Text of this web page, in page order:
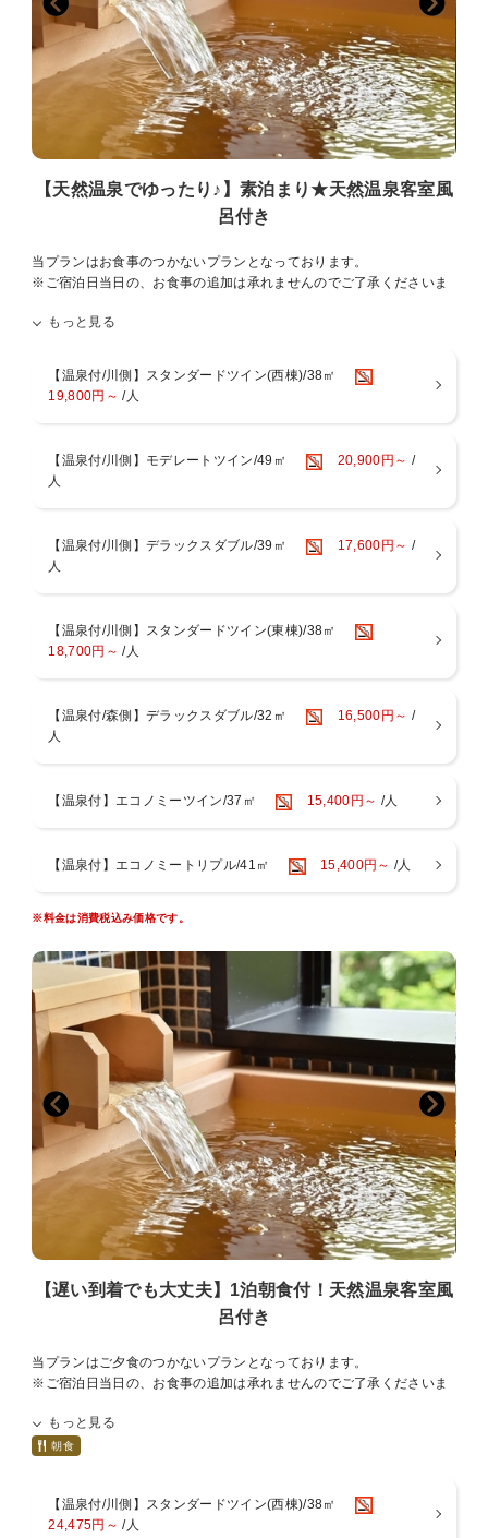
【ご案内】
★当館では地上デジタル放送を受信しておりません。BS放送のみとな
りますが、これも「手つかずの自然」の中ゆえとご了承下さい。
★お祝いのケーキをご希望の方はご宿泊日の4日前までにホテルへご
連絡ください。
★。o○o。細やかなおもてなし。o○o。★
◎チェックイン手続きしながらウェルカムコーヒーでほっと一息♪
(セルフサービスですのでご自由にご利用できます)
◎3種類の無料貸切風呂で至福のひとときを…♪
◎お風呂上りに冷たいアイスキャンディー♪
(朝は乳酸菌飲料をご用意しております)
◎小腹が空いたらお夜食に夜鳴きそば♪
【天然温泉でゆったり♪】素泊まり★天然温泉客室風
呂付き
当プランはお食事のつかないプランとなっております。
※ご宿泊日当日の、お食事の追加は承れませんのでご了承くださいま
※また、周辺にお店等はございませんので、
チェックアウトは１０:００までとなります。館内ではお夜食といたし
まして、「夜鳴きそば」をお召し上がりいただけます。
川と森に抱かれた露天風呂を備え、自噴する豊かな天然温泉をお楽し
み頂けます
も無料でご利用頂けます
りますが、これも「手つかずの自然」の中ゆえとご了承ください。
もっと見る
【温泉付/川側】スタンダードツイン(西棟)/38㎡
19,800円～ /人
【温泉付/川側】モデレートツイン/49㎡ 20,900円～ /
人
【温泉付/川側】デラックスダブル/39㎡ 17,600円～ /
人
【温泉付/川側】スタンダードツイン(東棟)/38㎡
18,700円～ /人
【温泉付/森側】デラックスダブル/32㎡ 16,500円～ /
人
【温泉付】エコノミーツイン/37㎡ 15,400円～ /人
【温泉付】エコノミートリプル/41㎡ 15,400円～ /人
※料金は消費税込み価格です。
【遅い到着でも大丈夫】1泊朝食付！天然温泉客室風
呂付き
当プランはご夕食のつかないプランとなっております。
※ご宿泊日当日の、お食事の追加は承れませんのでご了承くださいま
※また、周辺にお店等はございませんので、
飲食物につきましては事前のご購入をおすすめしております。
【浴場施設】
■河神の湯（かしんのゆ）
もっと見る
朝食
【温泉付/川側】スタンダードツイン(西棟)/38㎡
24,475円～ /人